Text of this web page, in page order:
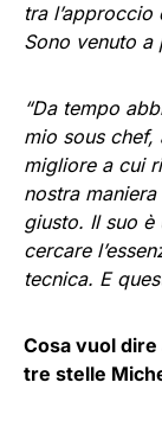
tra
Sono venuto a
“Da tempo
mio sous chef,
migliore a cui
nostra
giusto. Il suo è
cercare
tecnica. E
Cosa vuol
tre stelle